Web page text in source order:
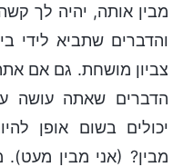
מבין אותה, יהיה לך
והדברים שתביא לידי
צביון מושחת. גם אם
הדברים שאתה עושה
יכולים בשום אופן
מבין? (אני מבין